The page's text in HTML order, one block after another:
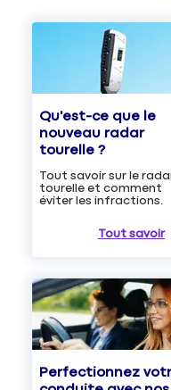
Qu'est-ce que le
nouveau radar
tourelle ?
Tout savoir sur le
tourelle et comment
éviter les infractions.
Tout savoir
Perfectionnez